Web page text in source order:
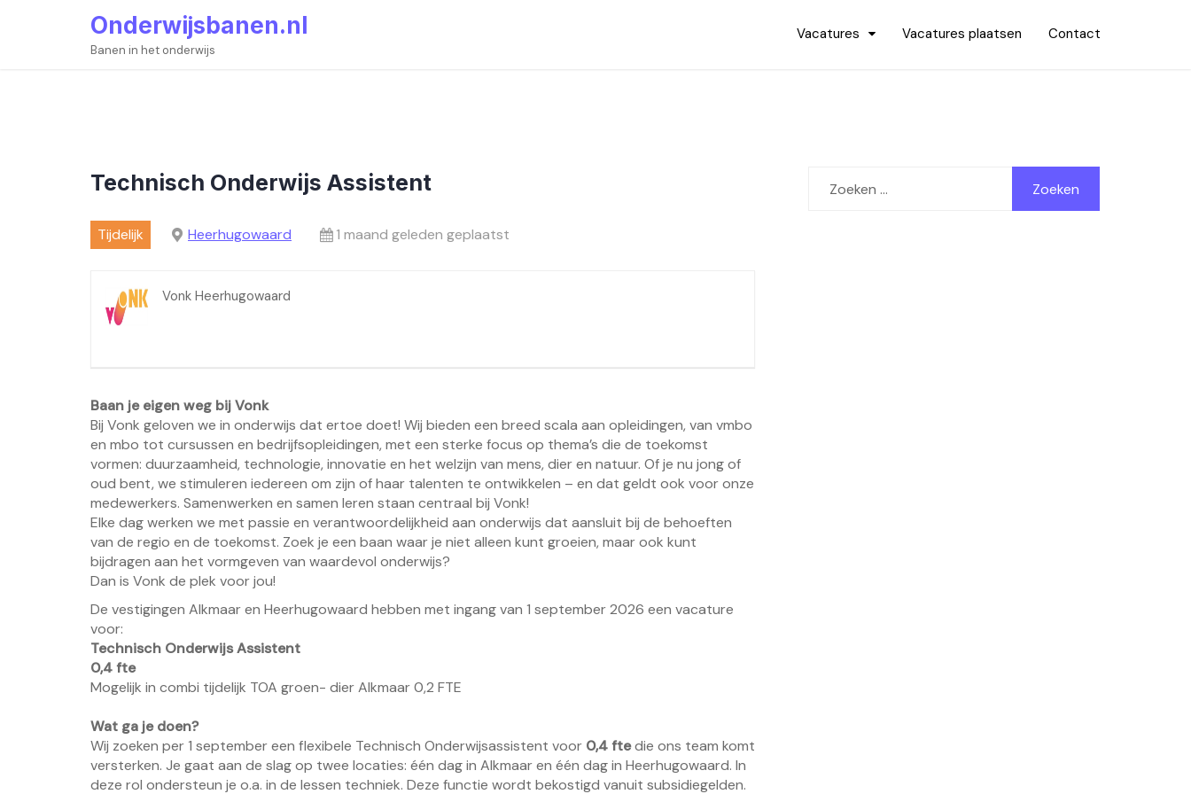
Onderwijsbanen.nl
Banen in het onderwijs
Vacatures Vacatures plaatsen Contact
Technisch Onderwijs Assistent
Tijdelijk Heerhugowaard 1 maand geleden geplaatst
Vonk Heerhugowaard
Baan je eigen weg bij Vonk
Bij Vonk geloven we in onderwijs dat ertoe doet! Wij bieden een breed scala aan opleidingen, van vmbo
en mbo tot cursussen en bedrijfsopleidingen, met een sterke focus op thema’s die de toekomst
vormen: duurzaamheid, technologie, innovatie en het welzijn van mens, dier en natuur. Of je nu jong of
oud bent, we stimuleren iedereen om zijn of haar talenten te ontwikkelen – en dat geldt ook voor onze
medewerkers. Samenwerken en samen leren staan centraal bij Vonk!
Elke dag werken we met passie en verantwoordelijkheid aan onderwijs dat aansluit bij de behoeften
van de regio en de toekomst. Zoek je een baan waar je niet alleen kunt groeien, maar ook kunt
bijdragen aan het vormgeven van waardevol onderwijs?
Dan is Vonk de plek voor jou!
De vestigingen Alkmaar en Heerhugowaard hebben met ingang van 1 september 2026 een vacature
voor:
Technisch Onderwijs Assistent
0,4 fte
Mogelijk in combi tijdelijk TOA groen- dier Alkmaar 0,2 FTE
Wat ga je doen?
Wij zoeken per 1 september een flexibele Technisch Onderwijsassistent voor 0,4 ftedie ons team komt
versterken. Je gaat aan de slag op twee locaties: één dag in Alkmaar en één dag in Heerhugowaard. In
deze rol ondersteun je o.a. in de lessen techniek. Deze functie wordt bekostigd vanuit subsidiegelden.
naar: